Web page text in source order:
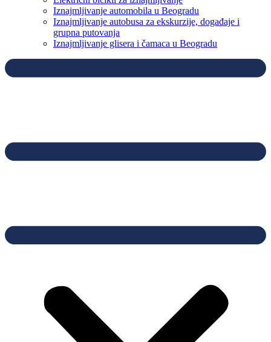
Iznajmljivanje automobila u Beogradu
Iznajmljivanje autobusa za ekskurzije, događaje i
grupna putovanja
Iznajmljivanje glisera i čamaca u Beogradu